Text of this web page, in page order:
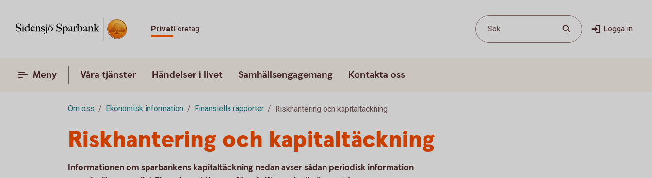
PrivatFöretag Sök Logga in
Meny Våra tjänster Händelser i livet Samhällsengagemang Kontakta oss
Om oss Ekonomisk information Finansiella rapporter Riskhantering och kapitaltäckning
Riskhantering och kapitaltäckning
Informationen om sparbankens kapitaltäckning nedan avser sådan periodisk information